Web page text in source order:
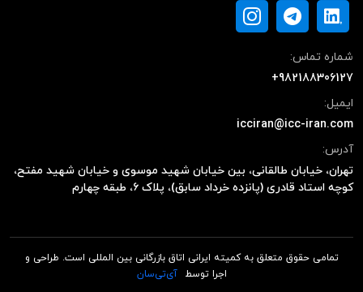
شماره تماس:
+982188306127
ایمیل:
icciran@icc-iran.com
آدرس:
تهران، خیابان طالقانی، بین خیابان شهید موسوی و خیابان شهید مفتح،
کوچه استاد قادری (پانزده خرداد سابق)، پلاک ۶، طبقه چهارم
تمامی حقوق متعلق به کمیته ایرانی اتاق بازرگانی بین المللی است. طراحی و
اجرا توسط
آی‌تی‌سان